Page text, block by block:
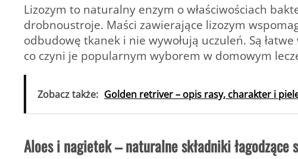
Lizozym to naturalny enzym o właściwościach
drobnoustroje. Maści zawierające lizozym
odbudowę tkanek i nie wywołują uczuleń. Są
co czyni je popularnym wyborem w domowym
Zobacz także: Golden retriver – opis rasy, charakter i
Aloes i nagietek – naturalne składniki łagodzące